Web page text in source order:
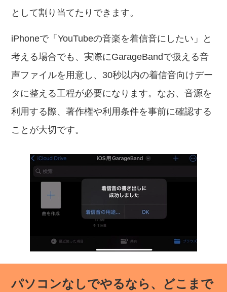
として割り当てたりできます。
iPhoneで「YouTubeの音楽を着信音にしたい」と
考える場合でも、実際にGarageBandで扱える音
声ファイルを用意し、30秒以内の着信音向けデー
タに整える工程が必要になります。なお、音源を
利用する際、著作権や利用条件を事前に確認する
ことが大切です。
パソコンなしでやるなら、どこまで